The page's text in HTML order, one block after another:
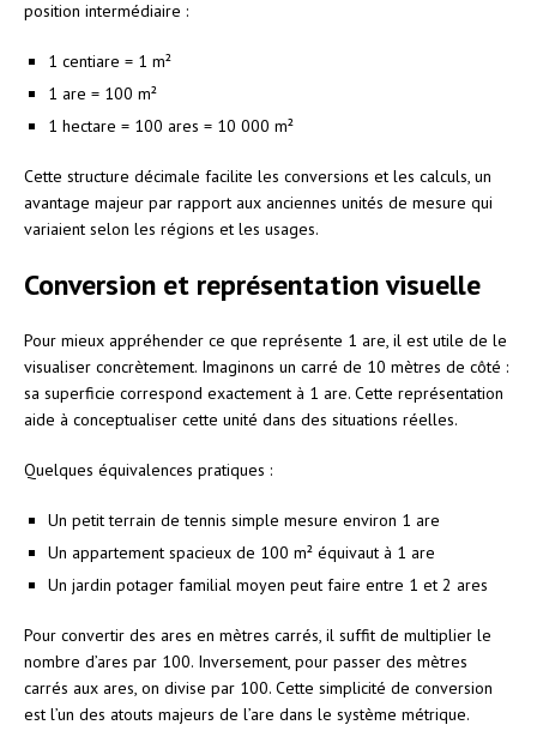
position intermédiaire :
1 centiare = 1 m²
1 are = 100 m²
1 hectare = 100 ares = 10 000 m²
Cette structure décimale facilite les conversions et les calculs, un
avantage majeur par rapport aux anciennes unités de mesure qui
variaient selon les régions et les usages.
Conversion et représentation visuelle
Pour mieux appréhender ce que représente 1 are, il est utile de le
visualiser concrètement. Imaginons un carré de 10 mètres de côté :
sa superficie correspond exactement à 1 are. Cette représentation
aide à conceptualiser cette unité dans des situations réelles.
Quelques équivalences pratiques :
Un petit terrain de tennis simple mesure environ 1 are
Un appartement spacieux de 100 m² équivaut à 1 are
Un jardin potager familial moyen peut faire entre 1 et 2 ares
Pour convertir des ares en mètres carrés, il suffit de multiplier le
nombre d’ares par 100. Inversement, pour passer des mètres
carrés aux ares, on divise par 100. Cette simplicité de conversion
est l’un des atouts majeurs de l’are dans le système métrique.